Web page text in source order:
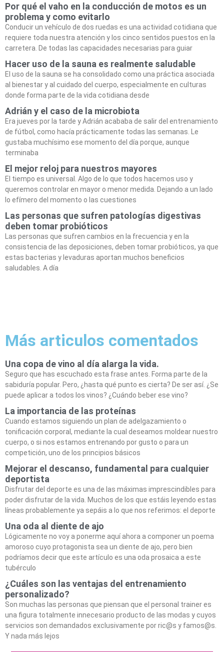
Por qué el vaho en la conducción de motos es un
problema y como evitarlo
Conducir un vehículo de dos ruedas es una actividad cotidiana que
requiere toda nuestra atención y los cinco sentidos puestos en la
carretera. De todas las capacidades necesarias para guiar
Hacer uso de la sauna es realmente saludable
El uso de la sauna se ha consolidado como una práctica asociada
al bienestar y al cuidado del cuerpo, especialmente en culturas
donde forma parte de la vida cotidiana desde
Adrián y el caso de la microbiota
Era jueves por la tarde y Adrián acababa de salir del entrenamiento
de fútbol, como hacía prácticamente todas las semanas. Le
gustaba muchísimo ese momento del día porque, aunque
terminaba
El mejor reloj para nuestros mayores
El tiempo es universal. Algo de lo que todos hacemos uso y
queremos controlar en mayor o menor medida. Dejando a un lado
lo efímero del momento o las cuestiones
Las personas que sufren patologías digestivas
deben tomar probióticos
Las personas que sufren cambios en la frecuencia y en la
consistencia de las deposiciones, deben tomar probióticos, ya que
estas bacterias y levaduras aportan muchos beneficios
saludables. A día
Más articulos comentados
Una copa de vino al día alarga la vida.
Seguro que has escuchado esta frase antes. Forma parte de la
sabiduría popular. Pero, ¿hasta qué punto es cierta? De ser así. ¿Se
puede aplicar a todos los vinos? ¿Cuándo beber ese vino?
La importancia de las proteínas
Cuando estamos siguiendo un plan de adelgazamiento o
tonificación corporal, mediante la cual deseamos moldear nuestro
cuerpo, o si nos estamos entrenando por gusto o para un
competición, uno de los principios básicos
Mejorar el descanso, fundamental para cualquier
deportista
Disfrutar del deporte es una de las máximas imprescindibles para
poder disfrutar de la vida. Muchos de los que estáis leyendo estas
líneas probablemente ya sepáis a lo que nos referimos: el deporte
Una oda al diente de ajo
Lógicamente no voy a ponerme aquí ahora a componer un poema
amoroso cuyo protagonista sea un diente de ajo, pero bien
podríamos decir que este artículo es una oda prosaica a este
tubérculo
¿Cuáles son las ventajas del entrenamiento
personalizado?
Son muchas las personas que piensan que el personal trainer es
una figura totalmente innecesario producto de las modas y cuyos
servicios son demandados exclusivamente por ric@s y famos@s.
Y nada más lejos